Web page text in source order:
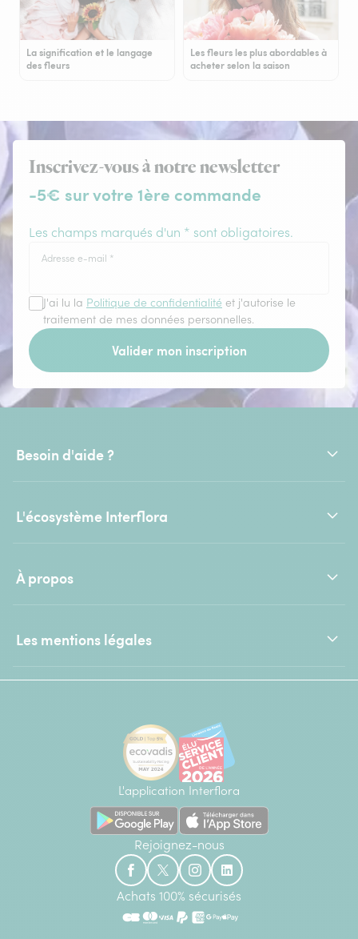
La signification et le langage
des fleurs
Les fleurs les plus abordables à
acheter selon la saison
Inscrivez-vous à notre newsletter
-5€ sur votre 1ère commande
Les champs marqués d'un * sont obligatoires.
Adresse e-mail *
J'ai lu la Politique de confidentialité et j'autorise le
traitement de mes données personnelles.
Valider mon inscription
Besoin d'aide ?
L'écosystème Interflora
À propos
Les mentions légales
L'application Interflora
Rejoignez-nous
Achats 100% sécurisés